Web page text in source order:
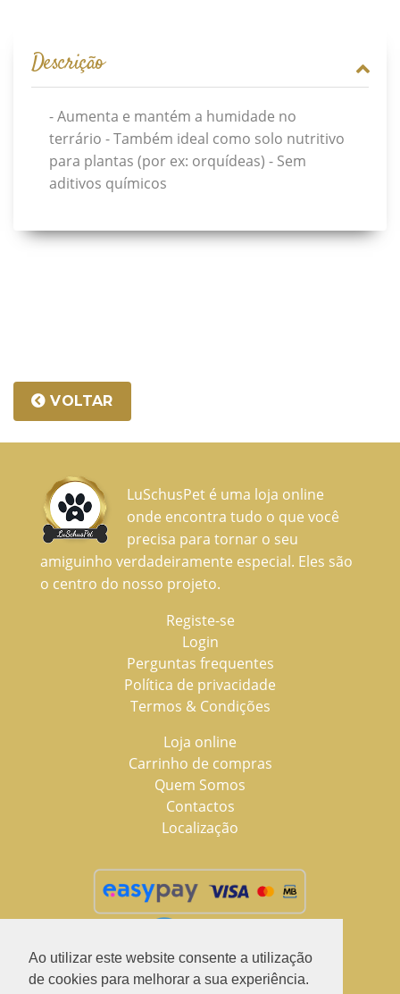
Ao utilizar este website consente a utilização
de cookies para melhorar a sua experiência.
Descrição
- Aumenta e mantém a humidade no
terrário - Também ideal como solo nutritivo
para plantas (por ex: orquídeas) - Sem
aditivos químicos
VOLTAR
LuSchusPet é uma loja online
onde encontra tudo o que você
precisa para tornar o seu
amiguinho verdadeiramente especial. Eles são
o centro do nosso projeto.
Registe-se
Login
Perguntas frequentes
Política de privacidade
Termos & Condições
Loja online
Carrinho de compras
Quem Somos
Contactos
Localização